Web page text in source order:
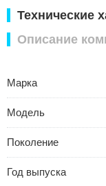
Технические
Описание
Марка
Модель
Поколение
Год выпуска